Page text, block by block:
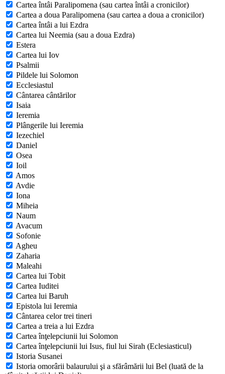
Cartea întâi Paralipomena (sau cartea întâi a cronicilor)
Cartea a doua Paralipomena (sau cartea a doua a cronicilor)
Cartea întâi a lui Ezdra
Cartea lui Neemia (sau a doua Ezdra)
Estera
Cartea lui Iov
Psalmii
Pildele lui Solomon
Ecclesiastul
Cântarea cântărilor
Isaia
Ieremia
Plângerile lui Ieremia
Iezechiel
Daniel
Osea
Ioil
Amos
Avdie
Iona
Miheia
Naum
Avacum
Sofonie
Agheu
Zaharia
Maleahi
Cartea lui Tobit
Cartea Iuditei
Cartea lui Baruh
Epistola lui Ieremia
Cântarea celor trei tineri
Cartea a treia a lui Ezdra
Cartea înţelepciunii lui Solomon
Cartea înţelepciunii lui Isus, fiul lui Sirah (Eclesiasticul)
Istoria Susanei
Istoria omorârii balaurului şi a sfărâmării lui Bel (luată de la